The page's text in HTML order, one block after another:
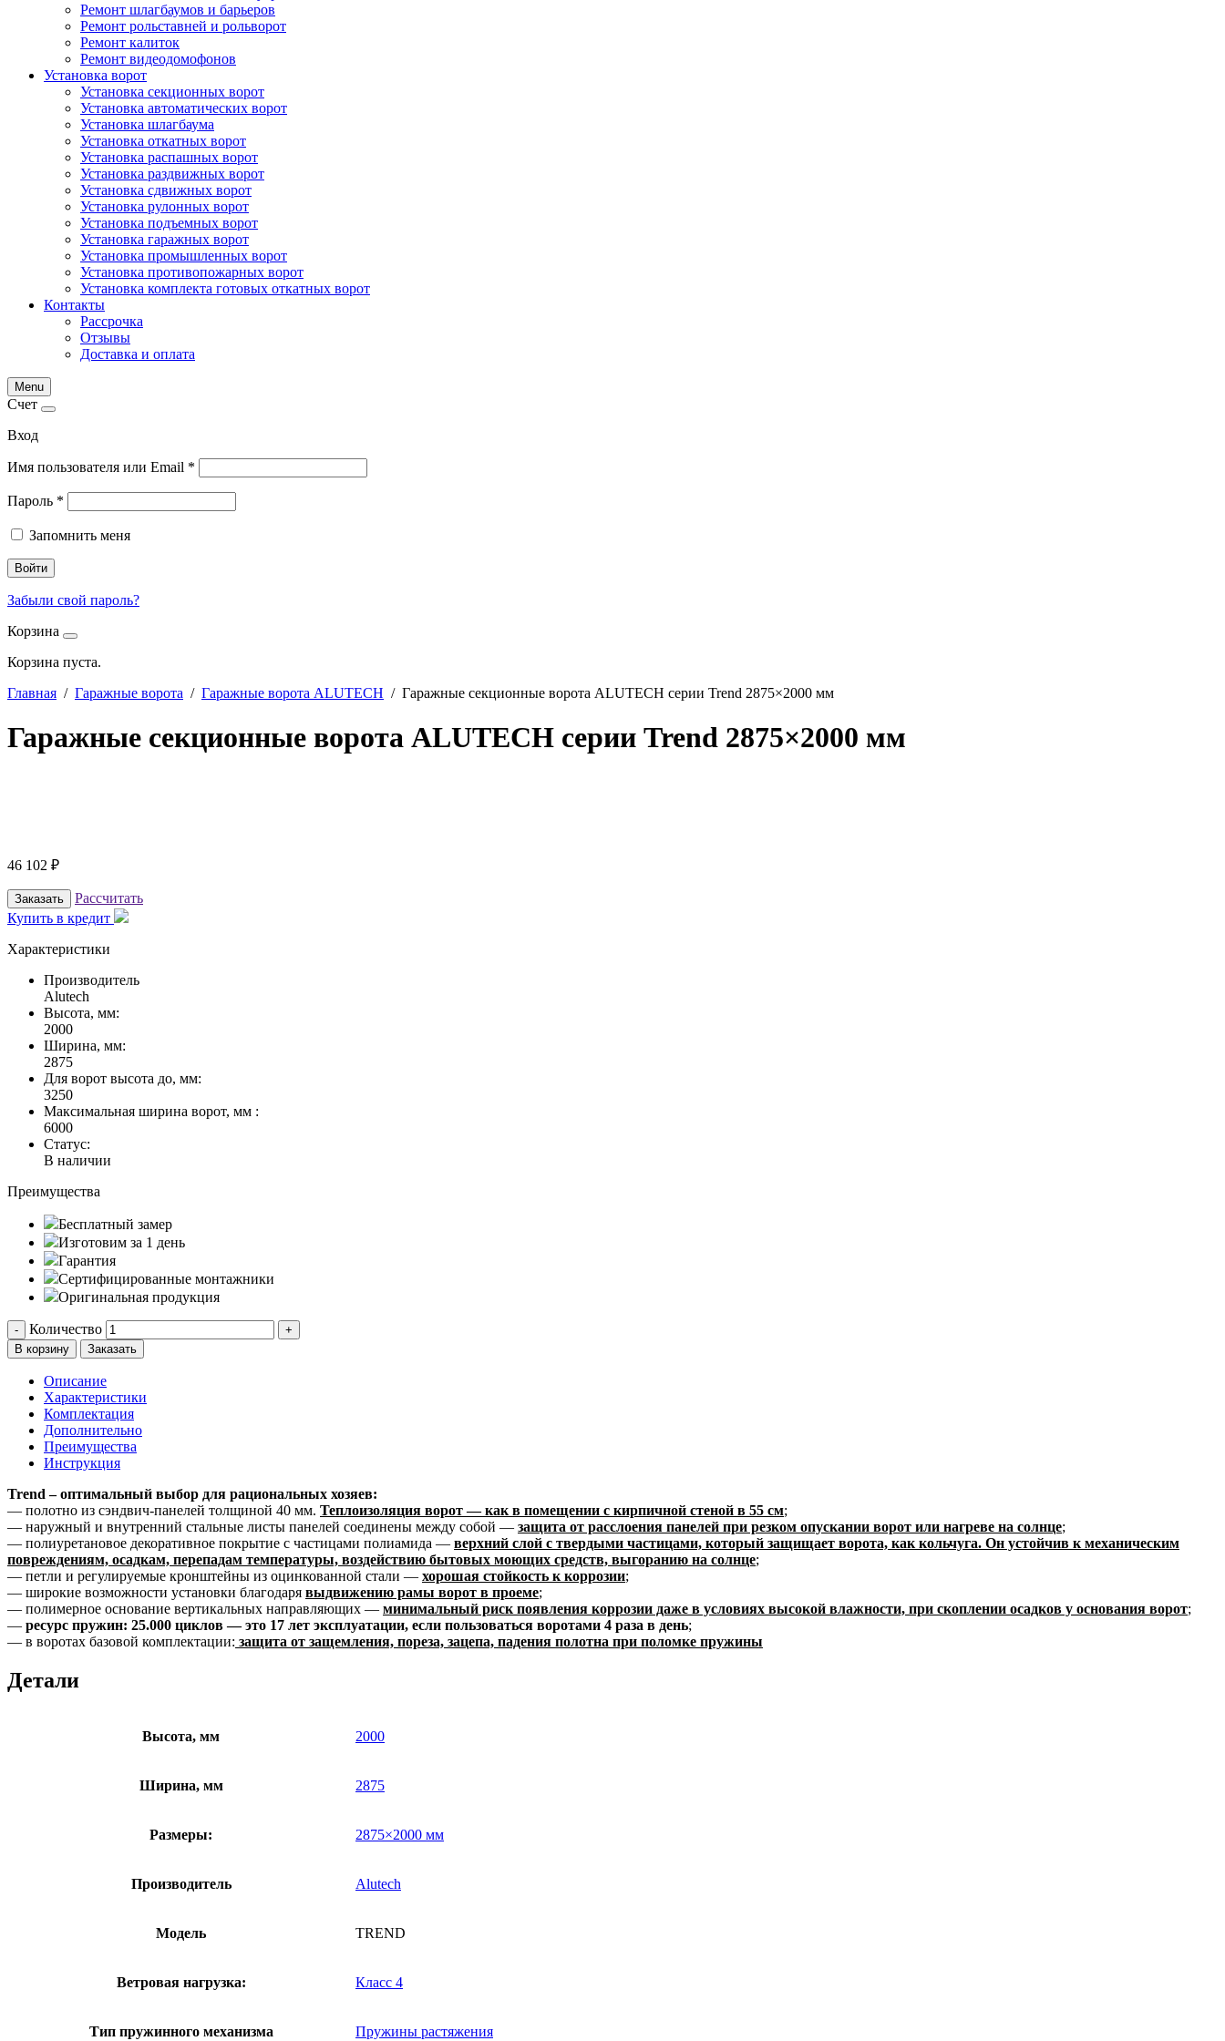
Ремонт шлагбаумов и барьеров
Ремонт рольставней и рольворот
Ремонт калиток
Ремонт видеодомофонов
Установка ворот
Установка секционных ворот
Установка автоматических ворот
Установка шлагбаума
Установка откатных ворот
Установка распашных ворот
Установка раздвижных ворот
Установка сдвижных ворот
Установка рулонных ворот
Установка подъемных ворот
Установка гаражных ворот
Установка промышленных ворот
Установка противопожарных ворот
Установка комплекта готовых откатных ворот
Контакты
Рассрочка
Отзывы
Доставка и оплата
Menu
Счет
Вход
Имя пользователя или Email *
Пароль *
Запомнить меня
Войти
Забыли свой пароль?
Корзина
Корзина пуста.
Главная / Гаражные ворота / Гаражные ворота ALUTECH / Гаражные секционные ворота ALUTECH серии Trend 2875×2000 мм
Гаражные секционные ворота ALUTECH серии Trend 2875×2000 мм
46 102 ₽
Заказать
Рассчитать
Купить в кредит
Характеристики
Производитель
Alutech
Высота, мм:
2000
Ширина, мм:
2875
Для ворот высота до, мм:
3250
Максимальная ширина ворот, мм :
6000
Статус:
В наличии
Преимущества
Бесплатный замер
Изготовим за 1 день
Гарантия
Сертифицированные монтажники
Оригинальная продукция
- Количество
+
В корзину
Заказать
Описание
Характеристики
Комплектация
Дополнительно
Преимущества
Инструкция
Trend – оптимальный выбор для рациональных хозяев:
— полотно из сэндвич-панелей толщиной 40 мм. Теплоизоляция ворот — как в помещении с кирпичной стеной в 55 см;
— наружный и внутренний стальные листы панелей соединены между собой — защита от расслоения панелей при резком опускании ворот или нагреве на солнце;
— полиуретановое декоративное покрытие с частицами полиамида — верхний слой с твердыми частицами, который защищает ворота, как кольчуга. Он устойчив к механическим
повреждениям, осадкам, перепадам температуры, воздействию бытовых моющих средств, выгоранию на солнце;
— петли и регулируемые кронштейны из оцинкованной стали — хорошая стойкость к коррозии;
— широкие возможности установки благодаря выдвижению рамы ворот в проеме;
— полимерное основание вертикальных направляющих — минимальный риск появления коррозии даже в условиях высокой влажности, при скоплении осадков у основания ворот;
— ресурс пружин: 25.000 циклов — это 17 лет эксплуатации, если пользоваться воротами 4 раза в день;
— в воротах базовой комплектации: защита от защемления, пореза, зацепа, падения полотна при поломке пружины
Детали
Высота, мм 2000
Ширина, мм 2875
Размеры: 2875×2000 мм
Производитель Alutech
Модель TREND
Ветровая нагрузка: Класс 4
Тип пружинного механизма Пружины растяжения